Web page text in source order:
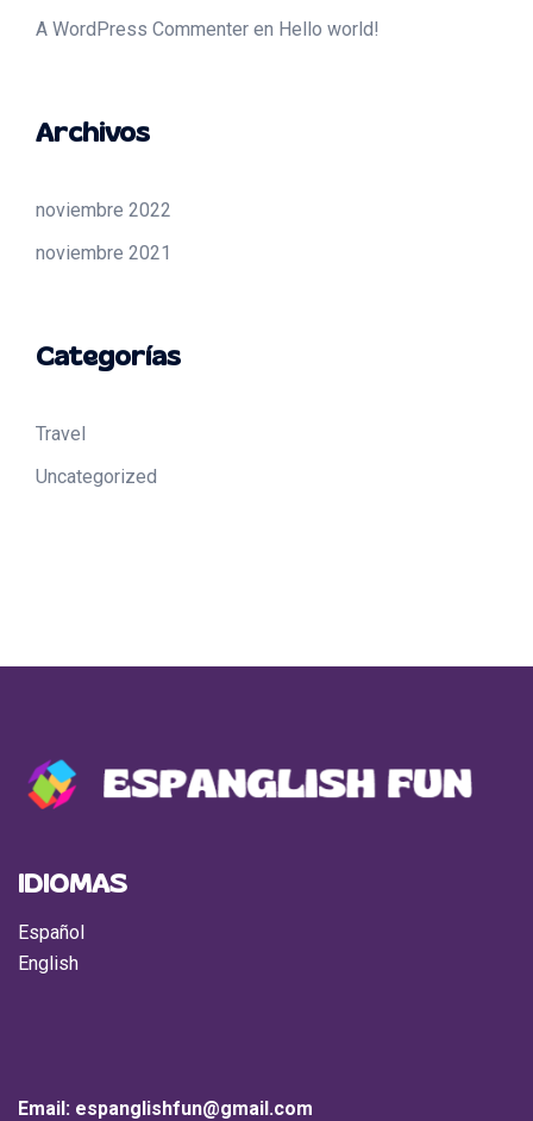
A WordPress Commenter en Hello world!
Archivos
noviembre 2022
noviembre 2021
Categorías
Travel
Uncategorized
IDIOMAS
Español
English
Email: espanglishfun@gmail.com